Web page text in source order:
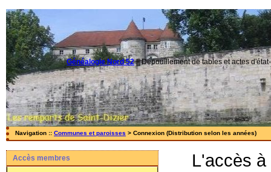
Généalogie Nord 52||Dépouillement de tables et actes
Navigation :: Communes et paroisses > Connexion (Distribution selon les années)
Accès membres L'accès